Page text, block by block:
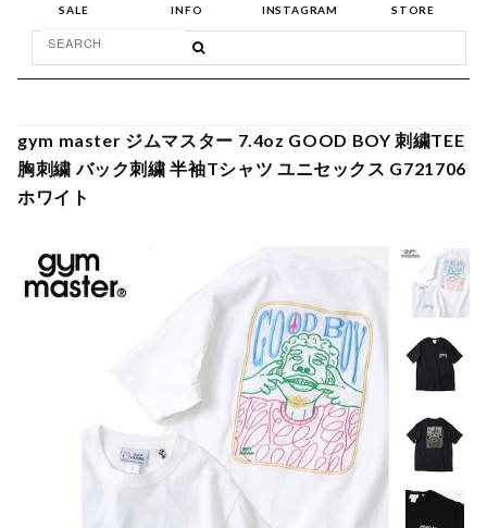
SALE INFO INSTAGRAM STORE
gym master ジムマスター 7.4oz GOOD BOY 刺繍TEE
胸刺繍 バック刺繍 半袖Tシャツ ユニセックス G721706
ホワイト